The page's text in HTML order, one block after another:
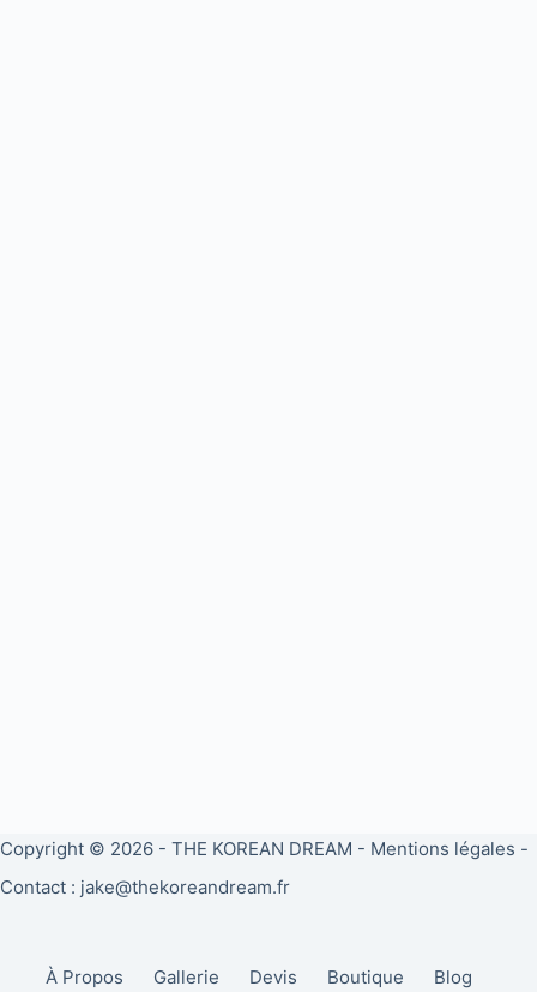
Copyright © 2026 - THE KOREAN DREAM - Mentions légales -
Contact : jake@thekoreandream.fr
À Propos Gallerie Devis Boutique Blog